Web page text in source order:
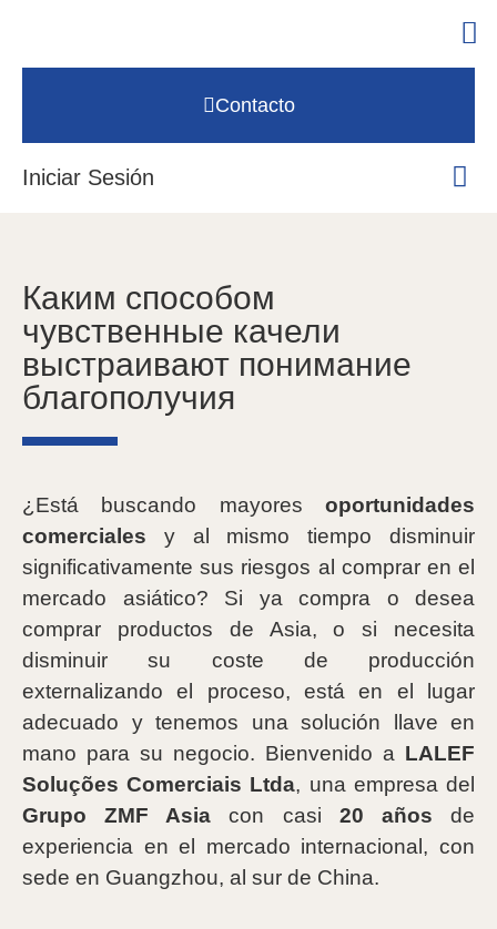
Contacto
Iniciar Sesión
Каким способом
чувственные качели
выстраивают понимание
благополучия
¿Está buscando mayores oportunidades
comerciales y al mismo tiempo disminuir
significativamente sus riesgos al comprar en el
mercado asiático? Si ya compra o desea
comprar productos de Asia, o si necesita
disminuir su coste de producción
externalizando el proceso, está en el lugar
adecuado y tenemos una solución llave en
mano para su negocio. Bienvenido a LALEF
Soluções Comerciais Ltda, una empresa del
Grupo ZMF Asia con casi 20 años de
experiencia en el mercado internacional, con
sede en Guangzhou, al sur de China.